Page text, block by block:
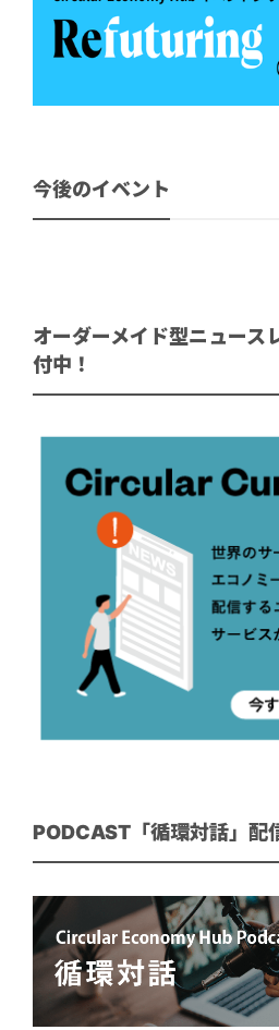
今後のイベント
オーダーメイド型ニュース
付中！
PODCAST「循環対話」配